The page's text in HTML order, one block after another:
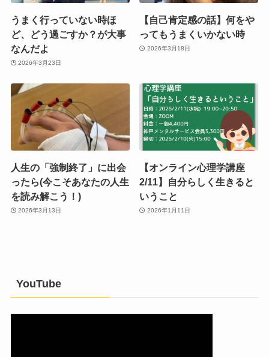
うまく行っていない時ほ
ど、どう過ごすか？が大事
なんだよ
2026年3月23日
【自己肯定感の話】何をや
ってもうまくいかない時
2026年3月18日
人生の「強制終了」に出会
ったら(今こそあなたの人生
を読み解こう！)
2026年3月13日
【オンライン心理学講座
2/11】自分らしく生きると
いうこと
2026年1月11日
YouTube